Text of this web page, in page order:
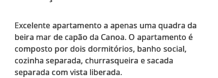
Excelente apartamento a apenas uma quadra da
beira mar de capão da Canoa. O apartamento é
composto por dois dormitórios, banho social,
cozinha separada, churrasqueira e sacada
separada com vista liberada.